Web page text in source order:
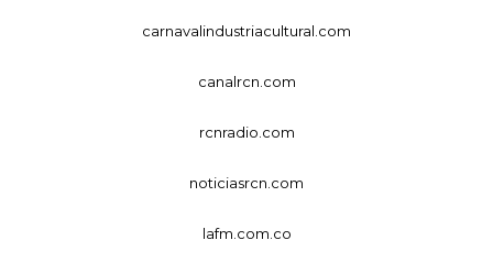
carnavalindustriacultural.com
canalrcn.com
rcnradio.com
noticiasrcn.com
lafm.com.co